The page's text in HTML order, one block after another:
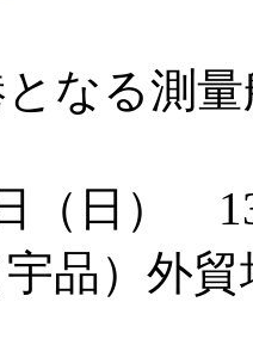
なる測
（日）
宇品）外